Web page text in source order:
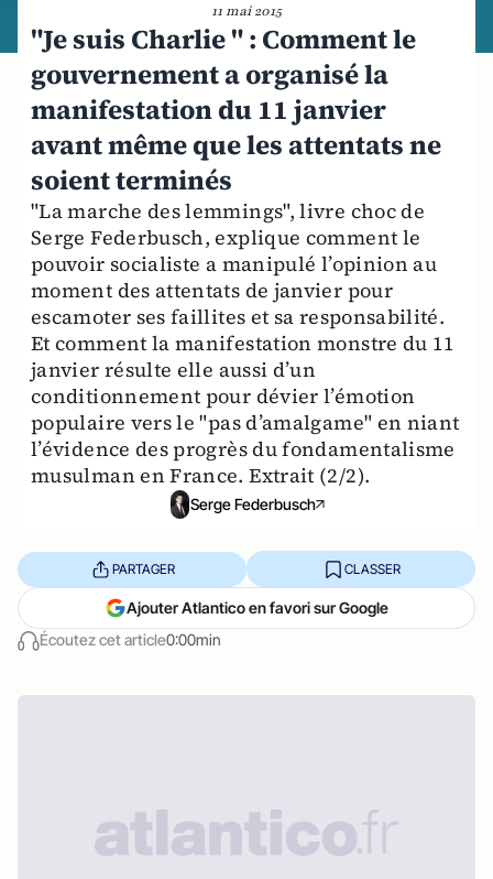
11 mai 2015
"Je suis Charlie " : Comment le
gouvernement a organisé la
manifestation du 11 janvier
avant même que les attentats ne
soient terminés
"La marche des lemmings", livre choc de
Serge Federbusch, explique comment le
pouvoir socialiste a manipulé l’opinion au
moment des attentats de janvier pour
escamoter ses faillites et sa responsabilité.
Et comment la manifestation monstre du 11
janvier résulte elle aussi d’un
conditionnement pour dévier l’émotion
populaire vers le "pas d’amalgame" en niant
l’évidence des progrès du fondamentalisme
musulman en France. Extrait (2/2).
Serge Federbusch
Écoutez cet article0:00min
PARTAGER CLASSER
Ajouter Atlantico en favori sur Google